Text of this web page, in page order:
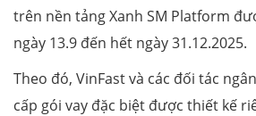
trên nền tảng Xanh SM Platform
ngày 13.9 đến hết ngày 31.12.2025.
Theo đó, VinFast và các đối tác
cấp gói vay đặc biệt được thiết kế